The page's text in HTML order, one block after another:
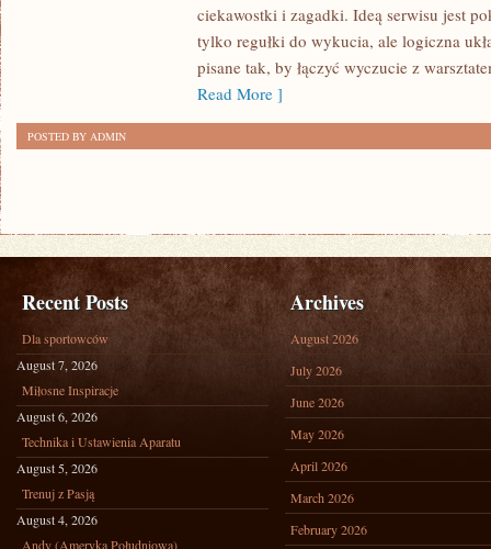
ciekawostki i zagadki. Ideą serwisu jest
tylko regułki do wykucia, ale logiczna
pisane tak, by łączyć wyczucie z
Read More ]
POSTED BY ADMIN
Recent Posts
Dla sportowców
August 7, 2026
Miłosne Inspiracje
August 6, 2026
Technika i Ustawienia Aparatu
August 5, 2026
Trenuj z Pasją
August 4, 2026
Andy (Ameryka Południowa)
Archives
August 2026
July 2026
June 2026
May 2026
April 2026
March 2026
February 2026